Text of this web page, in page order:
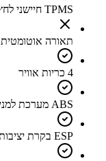
TPMS חיישני לחץ אוויר
תאורה אוטומטית
4 כריות אוויר
ABS מערכת למניעת נעילת גלגלים
ESP בקרת יציבות